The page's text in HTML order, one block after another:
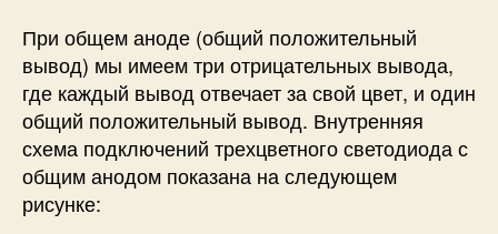
При общем аноде (общий положительный
вывод) мы имеем три отрицательных вывода,
где каждый вывод отвечает за свой цвет, и один
общий положительный вывод. Внутренняя
схема подключений трехцветного светодиода с
общим анодом показана на следующем
рисунке: